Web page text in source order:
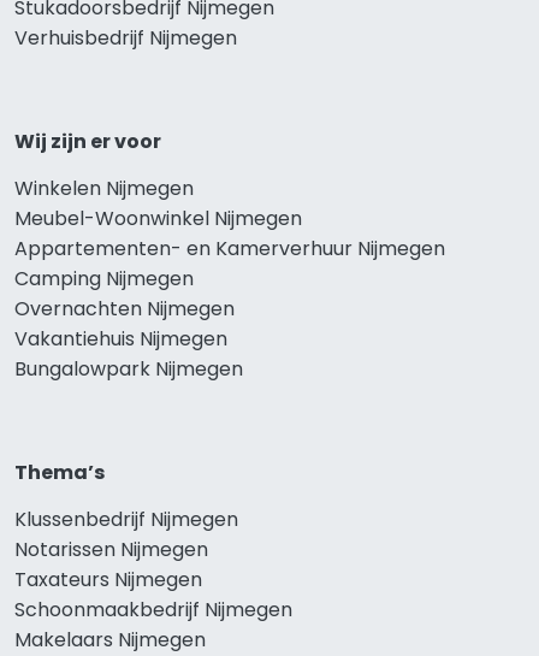
Stukadoorsbedrijf Nijmegen
Verhuisbedrijf Nijmegen
Wij zijn er voor
Winkelen Nijmegen
Meubel-Woonwinkel Nijmegen
Appartementen- en Kamerverhuur Nijmegen
Camping Nijmegen
Overnachten Nijmegen
Vakantiehuis Nijmegen
Bungalowpark Nijmegen
Thema’s
Klussenbedrijf Nijmegen
Notarissen Nijmegen
Taxateurs Nijmegen
Schoonmaakbedrijf Nijmegen
Makelaars Nijmegen